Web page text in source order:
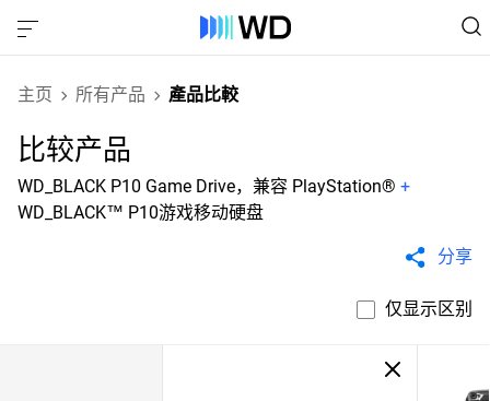
主页 所有产品 產品比較
比较产品
WD_BLACK P10 Game Drive，兼容 PlayStation® +
WD_BLACK™ P10游戏移动硬盘​
分享
仅显示区别